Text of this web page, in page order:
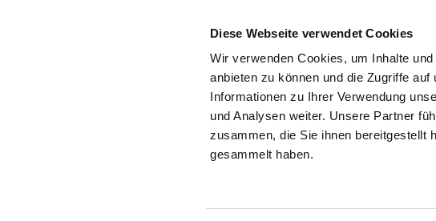
Diese Webseite verwendet Cookies
Wir verwenden Cookies, um Inhalte
anbieten zu können und die Zugriffe
Informationen zu Ihrer Verwendung
und Analysen weiter. Unsere Partner
zusammen, die Sie ihnen bereitgestellt
gesammelt haben.
To the specialist department